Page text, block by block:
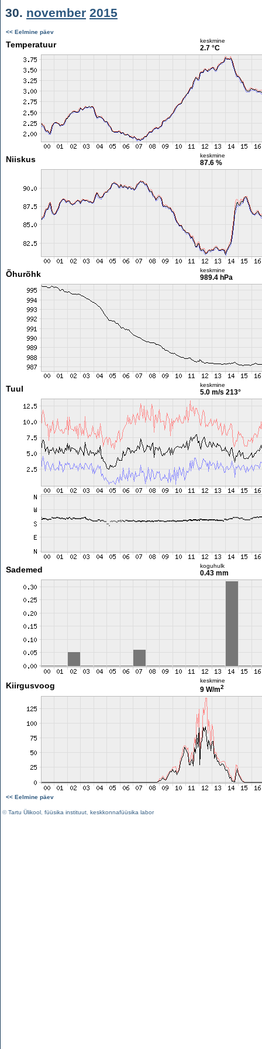
30. november 2015
<< Eelmine päev
Temperatuur keskmine
2.7 °C
Niiskus keskmine
87.6 %
Õhurõhk keskmine
989.4 hPa
Tuul keskmine
5.0 m/s 213°
Sademed koguhulk
0.43 mm
Kiirgusvoog
keskmine
9 W/m2
<< Eelmine päev
©Tartu Ülikool füüsika instituut keskkonnafüüsika labor